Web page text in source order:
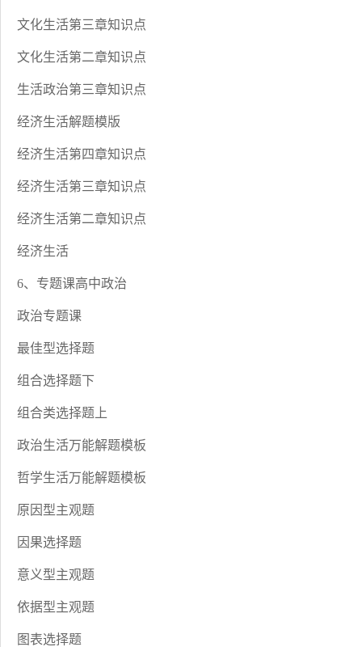
文化生活第三章知识点
文化生活第二章知识点
生活政治第三章知识点
经济生活解题模版
经济生活第四章知识点
经济生活第三章知识点
经济生活第二章知识点
经济生活
6、专题课高中政治
政治专题课
最佳型选择题
组合选择题下
组合类选择题上
政治生活万能解题模板
哲学生活万能解题模板
原因型主观题
因果选择题
意义型主观题
依据型主观题
图表选择题